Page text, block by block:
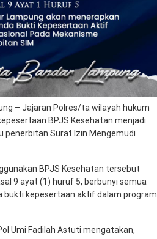
– Jajaran Polres/ta wilayah hukum
BPJS Kesehatan menjadi
penerbitan Surat Izin Mengemudi
BPJS Kesehatan tersebut
9 ayat (1) huruf 5, berbunyi semua
bukti kepesertaan aktif dalam program
Umi Fadilah Astuti mengatakan,